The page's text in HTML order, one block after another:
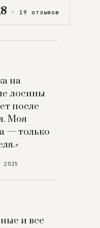
· 19 отзывов
на
лосины
после
Моя
— только
2025
и все